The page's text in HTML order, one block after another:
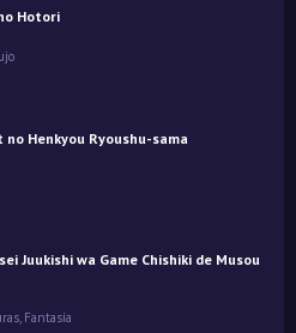
Hotori
Henkyou Ryoushu-sama
Juukishi wa Game Chishiki de Musou
, Fantasía